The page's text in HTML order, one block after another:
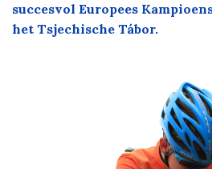
Shop
succesvol Europees
het Tsjechische Tábor.
BMX freestyle